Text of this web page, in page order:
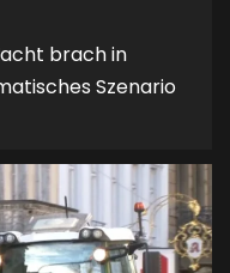
brach in
Szenario